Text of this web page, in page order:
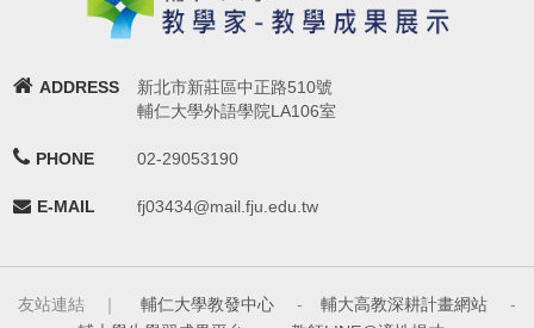
ADDRESS
新北市新莊區中正路510號
輔仁大學外語學院LA106室
PHONE 02-29053190
E-MAIL fj03434@mail.fju.edu.tw
友站連結 ｜ 輔仁大學教發中心 - 輔大高教深耕計畫網站
-